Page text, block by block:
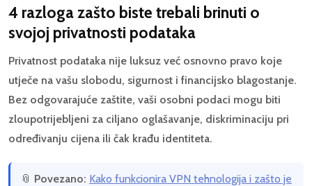
4 razloga zašto biste trebali brinuti o
svojoj privatnosti podataka
Privatnost podataka nije luksuz već osnovno pravo koje
utječe na vašu slobodu, sigurnost i financijsko blagostanje.
Bez odgovarajuće zaštite, vaši osobni podaci mogu biti
zloupotrijebljeni za ciljano oglašavanje, diskriminaciju pri
određivanju cijena ili čak krađu identiteta.
📎 Povezano: Kako funkcionira VPN tehnologija i zašto je